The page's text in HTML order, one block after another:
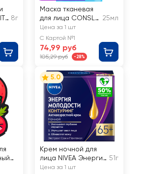
8г
Маска тканевая
для лица CONSLY
Омолаживающая
с ретинолом
25мл
Цена за 1 шт
С Картой №1
74,99 руб
105,29 руб -28%
5.0
Крем ночной для
лица NIVEA Энергия
Молодости 65+
51г
Цена за 1 шт